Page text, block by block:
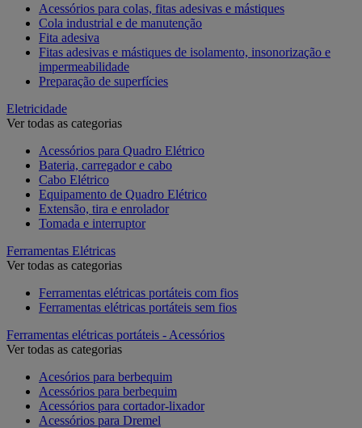
Acessórios para colas, fitas adesivas e mástiques
Cola industrial e de manutenção
Fita adesiva
Fitas adesivas e mástiques de isolamento, insonorização e
impermeabilidade
Preparação de superfícies
Eletricidade
Ver todas as categorias
Acessórios para Quadro Elétrico
Bateria, carregador e cabo
Cabo Elétrico
Equipamento de Quadro Elétrico
Extensão, tira e enrolador
Tomada e interruptor
Ferramentas Elétricas
Ver todas as categorias
Ferramentas elétricas portáteis com fios
Ferramentas elétricas portáteis sem fios
Ferramentas elétricas portáteis - Acessórios
Ver todas as categorias
Acesórios para berbequim
Acessórios para berbequim
Acessórios para cortador-lixador
Acessórios para Dremel